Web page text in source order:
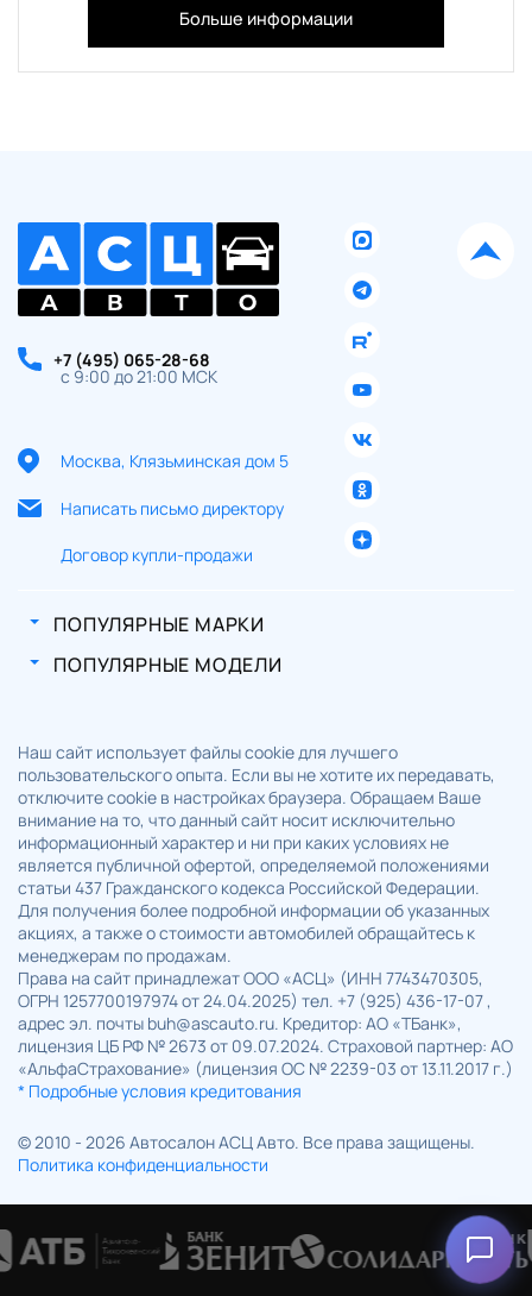
Больше информации
+7 (495) 065-28-68
с 9:00 до 21:00 МСК
Москва, Клязьминская дом 5
Написать письмо директору
Договор купли-продажи
ПОПУЛЯРНЫЕ МАРКИ
ПОПУЛЯРНЫЕ МОДЕЛИ
Наш сайт использует файлы cookie для лучшего
пользовательского опыта. Если вы не хотите их передавать,
отключите cookie в настройках браузера. Обращаем Ваше
внимание на то, что данный сайт носит исключительно
информационный характер и ни при каких условиях не
является публичной офертой, определяемой положениями
статьи 437 Гражданского кодекса Российской Федерации.
Для получения более подробной информации об указанных
акциях, а также о стоимости автомобилей обращайтесь к
менеджерам по продажам.
Права на сайт принадлежат ООО «АСЦ» (ИНН 7743470305,
ОГРН 1257700197974 от 24.04.2025) тел. +7 (925) 436-17-07 ,
адрес эл. почты buh@ascauto.ru. Кредитор: АО «ТБанк»,
лицензия ЦБ РФ № 2673 от 09.07.2024. Страховой партнер: АО
«АльфаСтрахование» (лицензия ОС № 2239-03 от 13.11.2017 г.)
* Подробные условия кредитования
© 2010 - 2026 Автосалон АСЦ Авто. Все права защищены.
Политика конфиденциальности